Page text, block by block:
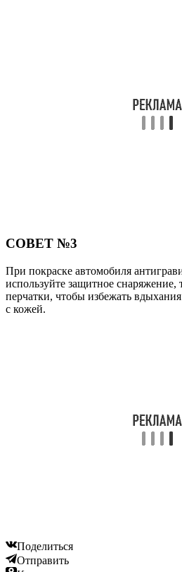
СОВЕТ №3
При покраске автомобиля
используйте защитное снаряжение,
перчатки, чтобы избежать
с кожей.
Поделиться
Отправить